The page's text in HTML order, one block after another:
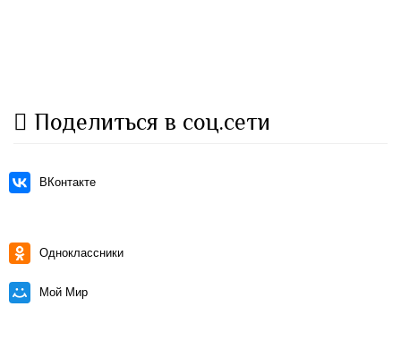
Поделиться в соц.сети
ВКонтакте
Одноклассники
Мой Мир